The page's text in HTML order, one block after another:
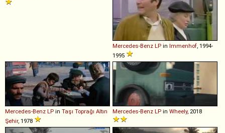
Mercedes-Benz LP in Immenhof , 1994-
1995
Mercedes-Benz LP in Taşı Toprağı Altın
Şehir, 1978
Mercedes-Benz LP in Wheely, 2018